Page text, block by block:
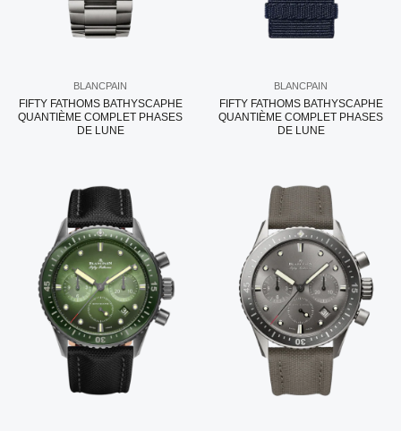
BLANCPAIN
FIFTY FATHOMS BATHYSCAPHE
QUANTIÈME COMPLET PHASES
DE LUNE
BLANCPAIN
FIFTY FATHOMS BATHYSCAPHE
QUANTIÈME COMPLET PHASES
DE LUNE